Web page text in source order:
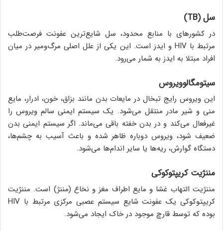
سل (TB
)
در کشورهای با منابع محدود، سل شایع‌ترین عفونت فرصت‌طلب
مرتبط با HIV و ایدز است. این یکی از علل اصلی مرگ‌ومیر در میان
افراد مبتلا به ایدز به شمار می‌رود.
سیتومگالوویروس
این ویروس رایج تبخال در مایعات بدن مانند بزاق، خون، ادرار، مایع
منی و شیر مادر منتقل می‌شود. یک سیستم ایمنی سالم ویروس را
غیرفعال می‌کند و در بدن خفته باقی می‌ماند. اگر سیستم ایمنی بدن
ضعیف شود، ویروس دوباره ظاهر شده و باعث آسیب به چشم‌ها،
دستگاه گوارش، ریه‌ها یا سایر اندام‌ها می‌شود.
مننژیت کریپتوکوکی
مننژیت التهاب غشا و مایع اطراف مغز و نخاع (مننژ) است. مننژیت
کریپتوکوکی یک عفونت شایع سیستم عصبی مرکزی مرتبط با HIV
بوده که توسط قارچ موجود در خاک ایجاد می‌شود.